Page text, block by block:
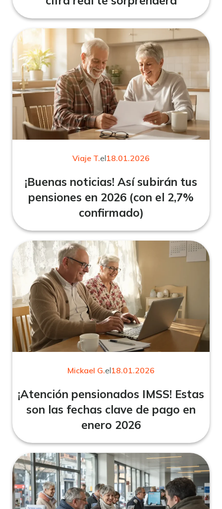
Viaje T.el18.01.2026
¡Buenas noticias! Así subirán tus
pensiones en 2026 (con el 2,7%
confirmado)
Mickael G.el18.01.2026
¡Atención pensionados IMSS! Estas
son las fechas clave de pago en
enero 2026